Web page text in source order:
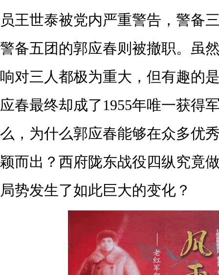
员王世泰被党内严重警告，警备
警备五团的郭应春则被撤职。虽
响对三人都极为重大，但有趣的
应春最终却成了1955年唯一获得
么，为什么郭应春能够在众多优
颖而出？西府陇东战役四纵究竟
局势发生了如此巨大的变化？